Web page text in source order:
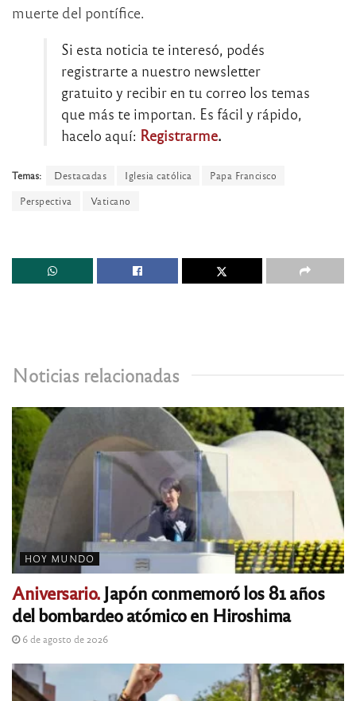
muerte del pontífice.
Si esta noticia te interesó, podés
registrarte a nuestro newsletter
gratuito y recibir en tu correo los temas
que más te importan. Es fácil y rápido,
hacelo aquí: Registrarme.
Temas: Destacadas Iglesia católica
Papa Francisco
Perspectiva
Vaticano
Noticias relacionadas
HOY MUNDO
Aniversario.Japón conmemoró los 81 años
del bombardeo atómico en Hiroshima
6 de agosto de 2026